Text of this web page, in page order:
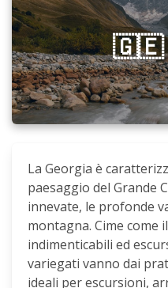
🇬🇪
La Georgia è
paesaggio del Grande
innevate, le profonde
montagna. Cime come
indimenticabili ed
variegati vanno dai
ideali per escursioni,